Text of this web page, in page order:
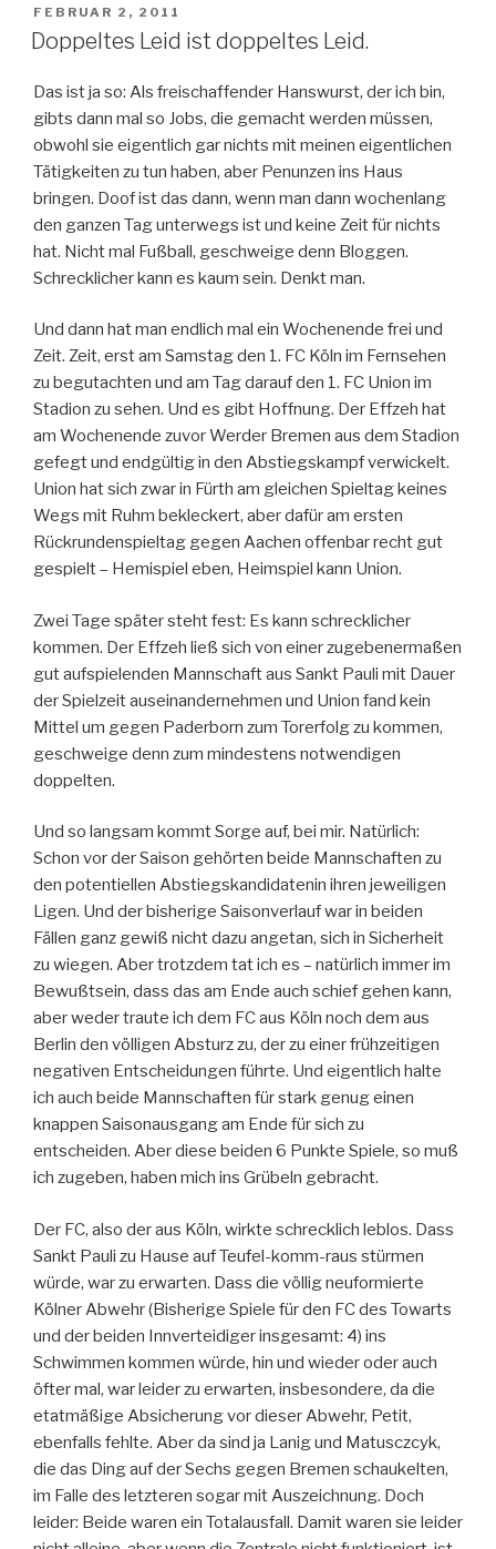
VERÖFFENTLICHT
AM
FEBRUAR 2, 2011
Doppeltes Leid ist doppeltes Leid.
Das ist ja so: Als freischaffender Hanswurst, der ich bin,
gibts dann mal so Jobs, die gemacht werden müssen,
obwohl sie eigentlich gar nichts mit meinen eigentlichen
Tätigkeiten zu tun haben, aber Penunzen ins Haus
bringen. Doof ist das dann, wenn man dann wochenlang
den ganzen Tag unterwegs ist und keine Zeit für nichts
hat. Nicht mal Fußball, geschweige denn Bloggen.
Schrecklicher kann es kaum sein. Denkt man.
Und dann hat man endlich mal ein Wochenende frei und
Zeit. Zeit, erst am Samstag den 1. FC Köln im Fernsehen
zu begutachten und am Tag darauf den 1. FC Union im
Stadion zu sehen. Und es gibt Hoffnung. Der Effzeh hat
am Wochenende zuvor Werder Bremen aus dem Stadion
gefegt und endgültig in den Abstiegskampf verwickelt.
Union hat sich zwar in Fürth am gleichen Spieltag keines
Wegs mit Ruhm bekleckert, aber dafür am ersten
Rückrundenspieltag gegen Aachen offenbar recht gut
gespielt – Hemispiel eben, Heimspiel kann Union.
Zwei Tage später steht fest: Es kann schrecklicher
kommen. Der Effzeh ließ sich von einer zugebenermaßen
gut aufspielenden Mannschaft aus Sankt Pauli mit Dauer
der Spielzeit auseinandernehmen und Union fand kein
Mittel um gegen Paderborn zum Torerfolg zu kommen,
geschweige denn zum mindestens notwendigen
doppelten.
Und so langsam kommt Sorge auf, bei mir. Natürlich:
Schon vor der Saison gehörten beide Mannschaften zu
den potentiellen Abstiegskandidatenin ihren jeweiligen
Ligen. Und der bisherige Saisonverlauf war in beiden
Fällen ganz gewiß nicht dazu angetan, sich in Sicherheit
zu wiegen. Aber trotzdem tat ich es – natürlich immer im
Bewußtsein, dass das am Ende auch schief gehen kann,
aber weder traute ich dem FC aus Köln noch dem aus
Berlin den völligen Absturz zu, der zu einer frühzeitigen
negativen Entscheidungen führte. Und eigentlich halte
ich auch beide Mannschaften für stark genug einen
knappen Saisonausgang am Ende für sich zu
entscheiden. Aber diese beiden 6 Punkte Spiele, so muß
ich zugeben, haben mich ins Grübeln gebracht.
Der FC, also der aus Köln, wirkte schrecklich leblos. Dass
Sankt Pauli zu Hause auf Teufel-komm-raus stürmen
würde, war zu erwarten. Dass die völlig neuformierte
Kölner Abwehr (Bisherige Spiele für den FC des Towarts
und der beiden Innverteidiger insgesamt: 4) ins
Schwimmen kommen würde, hin und wieder oder auch
öfter mal, war leider zu erwarten, insbesondere, da die
etatmäßige Absicherung vor dieser Abwehr, Petit,
ebenfalls fehlte. Aber da sind ja Lanig und Matusczcyk,
die das Ding auf der Sechs gegen Bremen schaukelten,
im Falle des letzteren sogar mit Auszeichnung. Doch
leider: Beide waren ein Totalausfall. Damit waren sie leider